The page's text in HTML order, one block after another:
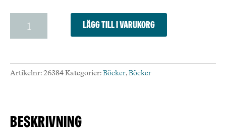
story
of
Bertil
Jonssons
mängd
Lägg till i varukorg
Artikelnr:26384Kategorier:Böcker,Böcker
Beskrivning